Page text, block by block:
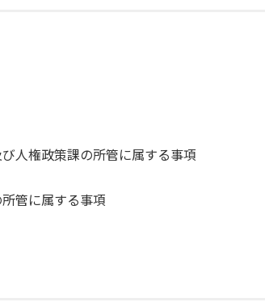
人権政策課の所管に属する事項
管に属する事項